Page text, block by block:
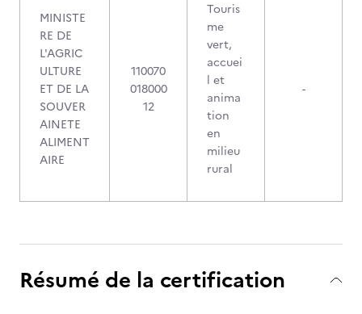
MINISTE
RE DE
L'AGRIC
ULTURE
ET DE LA
SOUVER
AINETE
ALIMENT
AIRE
110070
018000
12
Touris
me
vert,
accuei
l et
anima
tion
en
milieu
rural
-
Résumé de la certification